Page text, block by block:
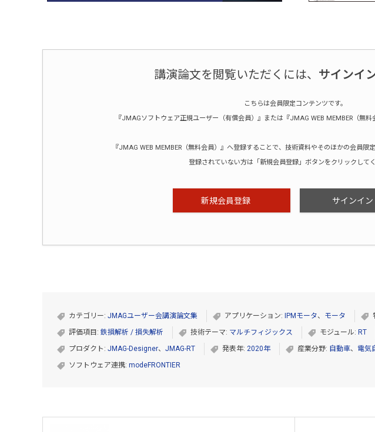
講演論文を閲覧いただくには、 サインイ
こちらは会員限定コンテンツです。
『JMAGソフトウェア正規ユーザー（有償会員）』または『JMAG WEB MEMBER（無料
『JMAG WEB MEMBER（無料会員）』へ登録することで、技術資料やそのほかの会員限
登録されていない方は「新規会員登録」ボタンをクリックしてく
新規会員登録 サインイン
カテゴリー: JMAGユーザー会講演論文集 アプリケーション: IPMモータ、 モータ
評価項目: 鉄損解析 / 損失解析 技術テーマ: マルチフィジックス モジュール: RT
プロダクト: JMAG-Designer、 JMAG-RT 発表年: 2020年 産業分野: 自動車、 電気
ソフトウェア連携: modeFRONTIER